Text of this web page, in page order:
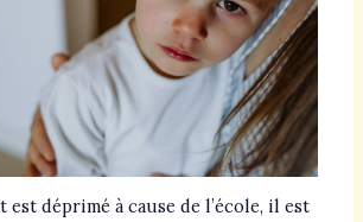
est déprimé à cause de l’école, il est